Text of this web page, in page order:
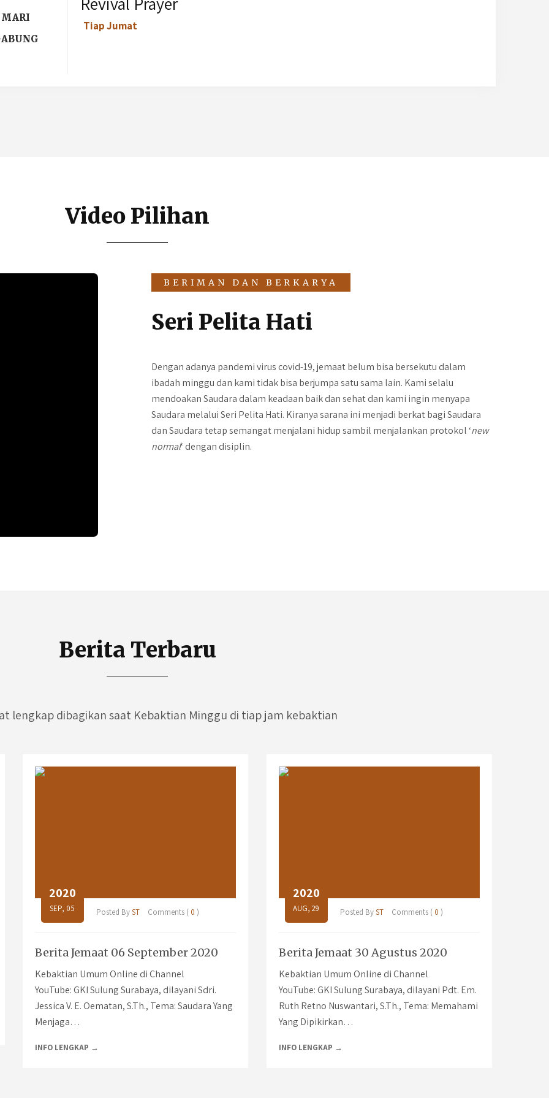
MARI
Tiap Jumat
Video Pilihan
BERIMAN DAN BERKARYA
Seri Pelita Hati
Dengan adanya pandemi virus covid-19, jemaat belum bisa bersekutu dalam
ibadah minggu dan kami tidak bisa berjumpa satu sama lain. Kami selalu
mendoakan Saudara dalam keadaan baik dan sehat dan kami ingin menyapa
Saudara melalui Seri Pelita Hati. Kiranya sarana ini menjadi berkat bagi Saudara
dan Saudara tetap semangat menjalani hidup sambil menjalankan protokol ‘new
normal‘ dengan disiplin.
Berita Terbaru
lengkap dibagikan saat Kebaktian Minggu di tiap jam kebaktian
2020
SEP, 05 Posted ByST Comments ( 0 )
Berita Jemaat 06 September 2020
Kebaktian Umum Online di Channel
YouTube: GKI Sulung Surabaya, dilayani Sdri.
Jessica V. E. Oematan, S.Th., Tema: Saudara Yang
Menjaga…
INFO LENGKAP →
2020
AUG, 29 Posted ByST Comments ( 0 )
Berita Jemaat 30 Agustus 2020
Kebaktian Umum Online di Channel
YouTube: GKI Sulung Surabaya, dilayani Pdt. Em.
Ruth Retno Nuswantari, S.Th., Tema: Memahami
Yang Dipikirkan…
INFO LENGKAP →